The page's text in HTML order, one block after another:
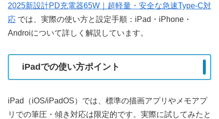
2025新設計PD充電器65W｜超軽量・安全な急速Type-C対
応 では、実際の使い方と設定手順：iPad・iPhone・
Androiについて詳しく解説しています。
iPadでの使い方ポイント
iPad（iOS/iPadOS）では、標準の描画アプリやメモアプ
リでの筆圧・傾き対応は限定的です。実際に試してみたと